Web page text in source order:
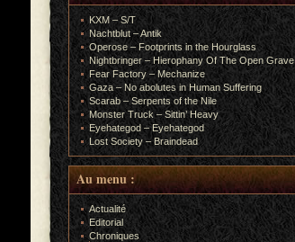
KXM – S/T
Nachtblut – Antik
Operose – Footprints in the Hourglass
Nightbringer – Hierophany Of The Open Grave
Fear Factory – Mechanize
Gaza – No abolutes in Human Suffering
Scarab – Serpents of the Nile
Monster Truck – Sittin’ Heavy
Eyehategod – Eyehategod
Lost Society – Braindead
Au menu :
Actualité
Editorial
Chroniques